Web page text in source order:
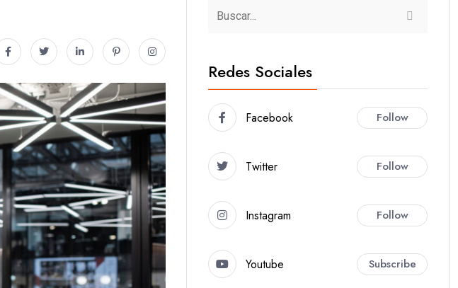
Redes Sociales
Facebook Follow
Twitter Follow
Instagram Follow
Youtube Subscribe